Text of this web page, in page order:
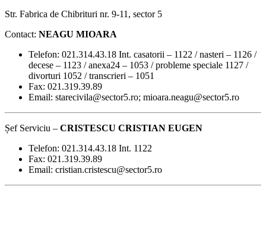
Str. Fabrica de Chibrituri nr. 9-11, sector 5
Contact: NEAGU MIOARA
Telefon: 021.314.43.18 Int. casatorii – 1122 / nasteri – 1126 /
decese – 1123 / anexa24 – 1053 / probleme speciale 1127 /
divorturi 1052 / transcrieri – 1051
Fax: 021.319.39.89
Email: starecivila@sector5.ro; mioara.neagu@sector5.ro
Șef Serviciu – CRISTESCU CRISTIAN EUGEN
Telefon: 021.314.43.18 Int. 1122
Fax: 021.319.39.89
Email: cristian.cristescu@sector5.ro